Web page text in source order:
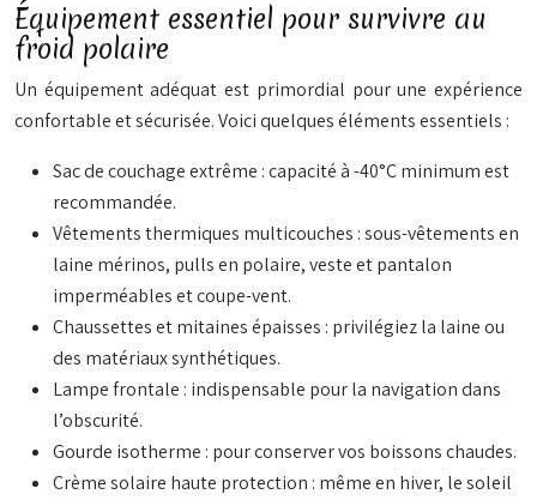
Équipement essentiel pour survivre au
froid polaire
Un équipement adéquat est primordial pour une expérience
confortable et sécurisée. Voici quelques éléments essentiels :
Sac de couchage extrême : capacité à -40°C minimum est
recommandée.
Vêtements thermiques multicouches : sous-vêtements en
laine mérinos, pulls en polaire, veste et pantalon
imperméables et coupe-vent.
Chaussettes et mitaines épaisses : privilégiez la laine ou
des matériaux synthétiques.
Lampe frontale : indispensable pour la navigation dans
l’obscurité.
Gourde isotherme : pour conserver vos boissons chaudes.
Crème solaire haute protection : même en hiver, le soleil